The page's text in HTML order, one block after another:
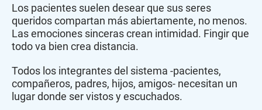
Los pacientes suelen desear que sus seres
queridos compartan más abiertamente, no menos.
Las emociones sinceras crean intimidad. Fingir que
todo va bien crea distancia.
Todos los integrantes del sistema -pacientes,
compañeros, padres, hijos, amigos- necesitan un
lugar donde ser vistos y escuchados.